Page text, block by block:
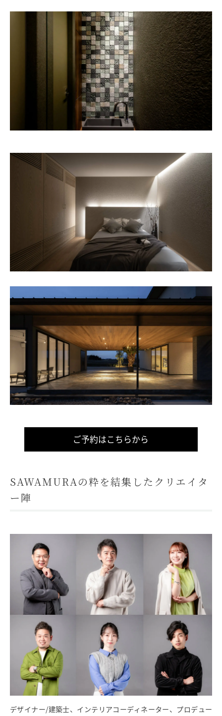
ご予約はこちらから
SAWAMURAの粋を結集したクリエイタ
ー陣
デザイナー/建築士、インテリアコーディネーター、プロデュー